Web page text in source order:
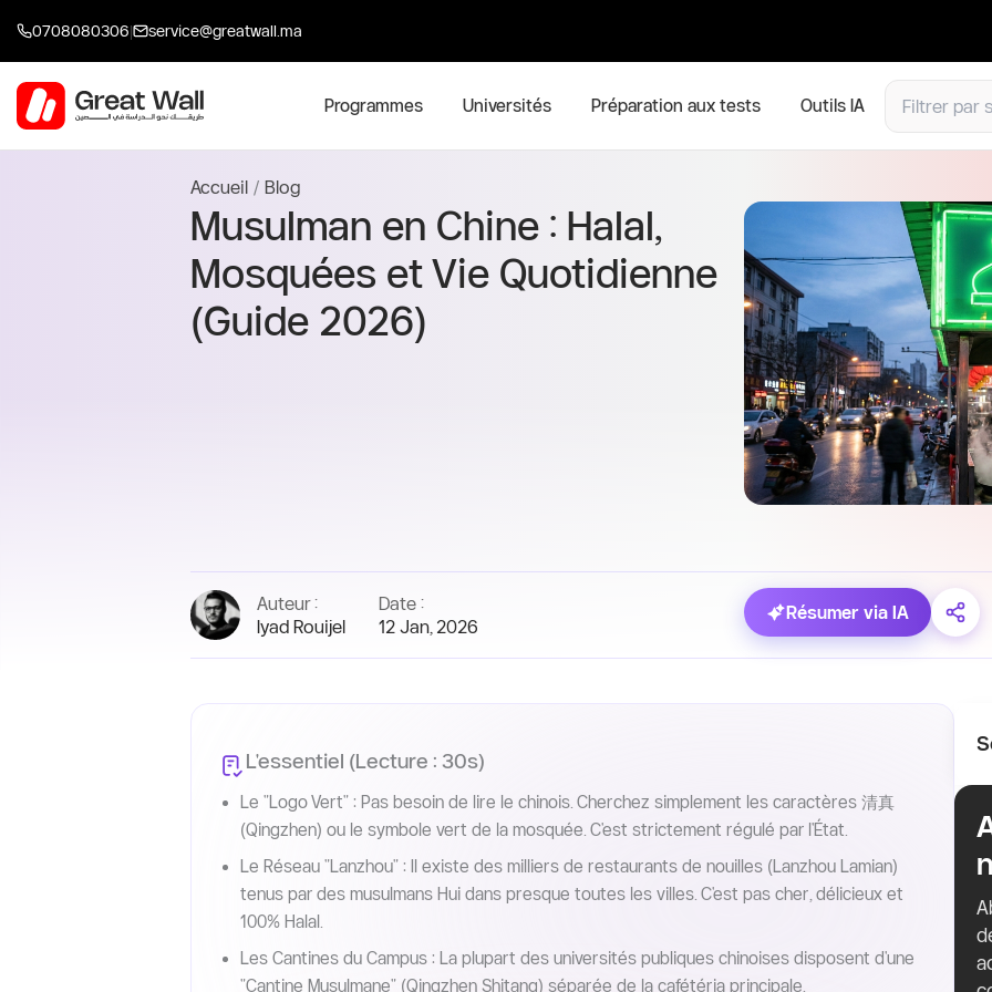
0708080306| service@greatwall.ma
Programmes Universités Préparation aux tests Outils IA
Accueil Blog
Musulman en Chine : Halal,
Mosquées et Vie Quotidienne
(Guide 2026)
Auteur :
Iyad Rouijel
Date :
12 Jan, 2026
Résumer via IA
L'essentiel (Lecture : 30s)
Le "Logo Vert" : Pas besoin de lire le chinois. Cherchez simplement les caractères 清真
(Qingzhen) ou le symbole vert de la mosquée. C'est strictement régulé par l'État.
Le Réseau "Lanzhou" : Il existe des milliers de restaurants de nouilles (Lanzhou Lamian)
tenus par des musulmans Hui dans presque toutes les villes. C'est pas cher, délicieux et
100% Halal.
Les Cantines du Campus : La plupart des universités publiques chinoises disposent d'une
"Cantine Musulmane" (Qingzhen Shitang) séparée de la cafétéria principale.